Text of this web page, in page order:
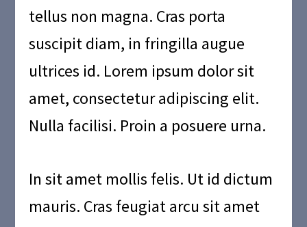
tellus non magna. Cras porta
suscipit diam, in fringilla augue
ultrices id. Lorem ipsum dolor sit
amet, consectetur adipiscing elit.
Nulla facilisi. Proin a posuere urna.
In sit amet mollis felis. Ut id dictum
mauris. Cras feugiat arcu sit amet